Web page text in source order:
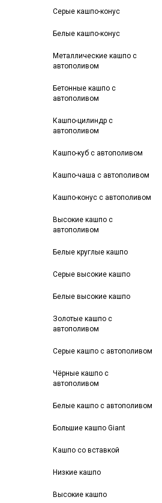
Серые кашпо-конус
Белые кашпо-конус
Металлические кашпо с
автополивом
Бетонные кашпо с
автополивом
Кашпо-цилиндр с
автополивом
Кашпо-куб с автополивом
Кашпо-чаша с автополивом
Кашпо-конус с автополивом
Высокие кашпо с
автополивом
Белые круглые кашпо
Серые высокие кашпо
Белые высокие кашпо
Золотые кашпо с
автополивом
Серые кашпо с автополивом
Чёрные кашпо с
автополивом
Белые кашпо с автополивом
Большие кашпо Giant
Кашпо со вставкой
Низкие кашпо
Высокие кашпо